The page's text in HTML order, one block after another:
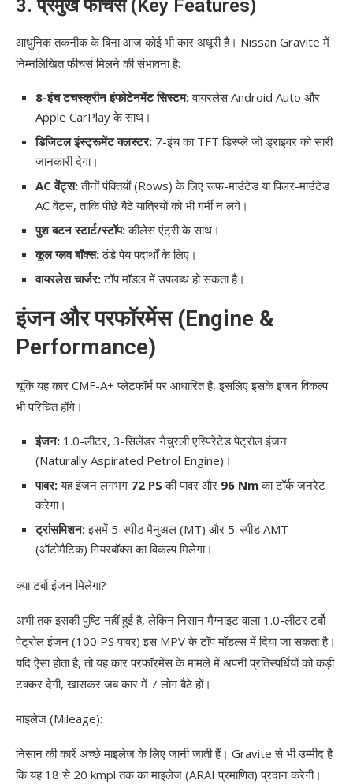
3. प्रमुख फीचर्स (Key Features)
आधुनिक तकनीक के बिना आज कोई भी कार अधूरी है। Nissan Gravite में
निम्नलिखित फीचर्स मिलने की संभावना है:
8-इंच टचस्क्रीन इंफोटेनमेंट सिस्टम:वायरलेस Android Auto और
Apple CarPlay के साथ।
डिजिटल इंस्ट्रूमेंट क्लस्टर: 7-इंच का TFT डिस्प्ले जो ड्राइवर को सारी
जानकारी देगा।
AC वेंट्स:तीनों पंक्तियों (Rows) के लिए रूफ-माउंटेड या पिलर-माउंटेड
AC वेंट्स, ताकि पीछे बैठे यात्रियों को भी गर्मी न लगे।
पुश बटन स्टार्ट/स्टॉप:कीलेस एंट्री के साथ।
कूल ग्लव बॉक्स:ठंडे पेय पदार्थों के लिए।
वायरलेस चार्जर:टॉप मॉडल में उपलब्ध हो सकता है।
इंजन और परफॉरमेंस (Engine &
Performance)
चूंकि यह कार CMF-A+ प्लेटफॉर्म पर आधारित है, इसलिए इसके इंजन विकल्प
भी परिचित होंगे।
इंजन: 1.0-लीटर, 3-सिलेंडर नैचुरली एस्पिरेटेड पेट्रोल इंजन
(Naturally Aspirated Petrol Engine)।
पावर:यह इंजन लगभग 72 PS की पावर और 96 Nmका टॉर्क जनरेट
करेगा।
ट्रांसमिशन:इसमें 5-स्पीड मैनुअल (MT) और 5-स्पीड AMT
(ऑटोमैटिक) गियरबॉक्स का विकल्प मिलेगा।
क्या टर्बो इंजन मिलेगा?
अभी तक इसकी पुष्टि नहीं हुई है, लेकिन निसान मैग्नाइट वाला 1.0-लीटर टर्बो
पेट्रोल इंजन (100 PS पावर) इस MPV के टॉप मॉडल्स में दिया जा सकता है।
यदि ऐसा होता है, तो यह कार परफॉरमेंस के मामले में अपनी प्रतिस्पर्धियों को कड़ी
टक्कर देगी, खासकर जब कार में 7 लोग बैठे हों।
माइलेज (Mileage):
निसान की कारें अच्छे माइलेज के लिए जानी जाती हैं। Gravite से भी उम्मीद है
कि यह 18 से 20 kmpl तक का माइलेज (ARAI प्रमाणित) प्रदान करेगी।